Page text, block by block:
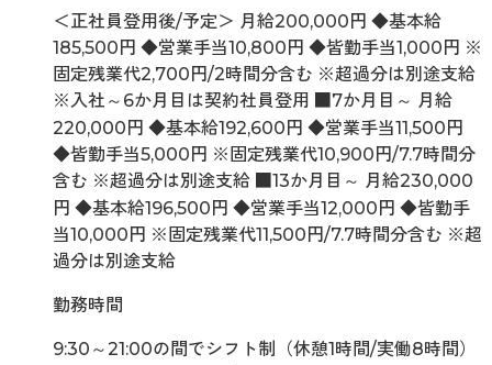
＜正社員登用後/予定＞ 月給200,000円 ◆基本給
185,500円 ◆営業手当10,800円 ◆皆勤手当1,000円 ※
固定残業代2,700円/2時間分含む ※超過分は別途支給
※入社～6か月目は契約社員登用 ■7か月目～ 月給
220,000円 ◆基本給192,600円 ◆営業手当11,500円
◆皆勤手当5,000円 ※固定残業代10,900円/7.7時間分
含む ※超過分は別途支給 ■13か月目～ 月給230,000
円 ◆基本給196,500円 ◆営業手当12,000円 ◆皆勤手
当10,000円 ※固定残業代11,500円/7.7時間分含む ※超
過分は別途支給
勤務時間
9:30～21:00の間でシフト制（休憩1時間/実働8時間）